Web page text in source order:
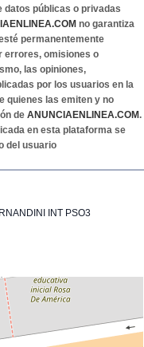
datos públicas o privadas
no garantiza
permanentemente
errores, omisiones o
las opiniones,
por los usuarios en la
quienes las emiten y no
de ANUNCIAENLINEA.COM.
en esta plataforma se
del usuario
INT PSO3